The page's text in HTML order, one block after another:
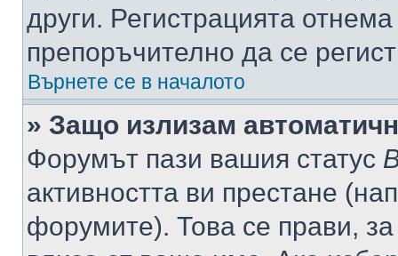
други. Регистрацията
препоръчително да се
Върнете се в началото
» Защо излизам
Форумът пази вашия статус
активността ви престане
форумите). Това се прави,